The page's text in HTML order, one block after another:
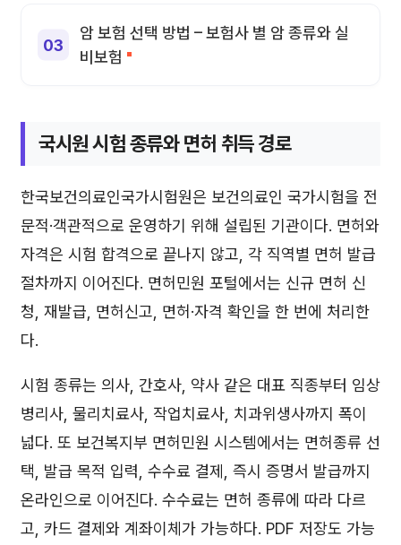
암 보험 선택 방법 – 보험사 별 암 종류와 실
비보험
국시원 시험 종류와 면허 취득 경로
한국보건의료인국가시험원은 보건의료인 국가시험을 전
문적·객관적으로 운영하기 위해 설립된 기관이다. 면허와
자격은 시험 합격으로 끝나지 않고, 각 직역별 면허 발급
절차까지 이어진다. 면허민원 포털에서는 신규 면허 신
청, 재발급, 면허신고, 면허·자격 확인을 한 번에 처리한
다.
시험 종류는 의사, 간호사, 약사 같은 대표 직종부터 임상
병리사, 물리치료사, 작업치료사, 치과위생사까지 폭이
넓다. 또 보건복지부 면허민원 시스템에서는 면허종류 선
택, 발급 목적 입력, 수수료 결제, 즉시 증명서 발급까지
온라인으로 이어진다. 수수료는 면허 종류에 따라 다르
고, 카드 결제와 계좌이체가 가능하다. PDF 저장도 가능